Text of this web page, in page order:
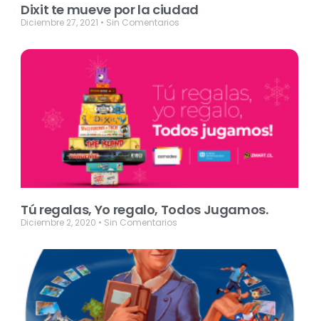
Dixit te mueve por la ciudad
Diciembre 27, 2021 Sin Comentarios
Tú regalas, Yo regalo, Todos Jugamos.
Diciembre 2, 2020 Sin Comentarios